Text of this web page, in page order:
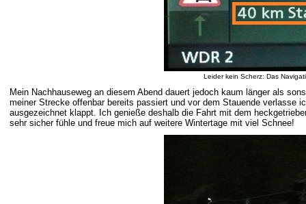
Leider kein Scherz: Das
Mein Nachhauseweg an diesem Abend dauert jedoch kaum länger als
meiner Strecke offenbar bereits passiert und vor dem Stauende verlasse
ausgezeichnet klappt. Ich genieße deshalb die Fahrt mit dem
sehr sicher fühle und freue mich auf weitere Wintertage mit viel Schnee!